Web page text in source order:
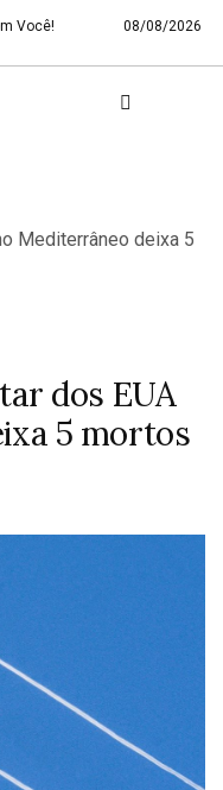
Você! 08/08/2026
dos EUA
5 mortos